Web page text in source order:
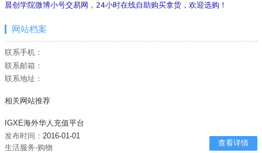
晨创学院微博小号交易网，24小时在线自助购买拿货，欢迎选购！
网站档案
联系手机：
联系邮箱：
联系地址：
相关网站推荐
IGXE海外华人充值平台
发布时间：2016-01-01
生活服务-购物
查看详情